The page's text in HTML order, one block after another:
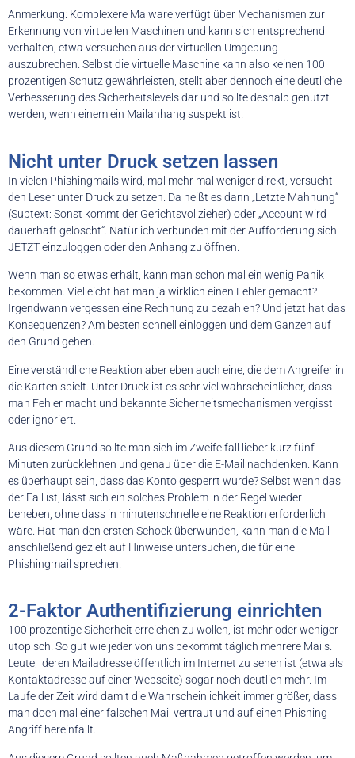
Anmerkung: Komplexere Malware verfügt über Mechanismen zur
Erkennung von virtuellen Maschinen und kann sich entsprechend
verhalten, etwa versuchen aus der virtuellen Umgebung
auszubrechen. Selbst die virtuelle Maschine kann also keinen 100
prozentigen Schutz gewährleisten, stellt aber dennoch eine deutliche
Verbesserung des Sicherheitslevels dar und sollte deshalb genutzt
werden, wenn einem ein Mailanhang suspekt ist.
Nicht unter Druck setzen lassen
In vielen Phishingmails wird, mal mehr mal weniger direkt, versucht
den Leser unter Druck zu setzen. Da heißt es dann „Letzte Mahnung“
(Subtext: Sonst kommt der Gerichtsvollzieher) oder „Account wird
dauerhaft gelöscht“. Natürlich verbunden mit der Aufforderung sich
JETZT einzuloggen oder den Anhang zu öffnen.
Wenn man so etwas erhält, kann man schon mal ein wenig Panik
bekommen. Vielleicht hat man ja wirklich einen Fehler gemacht?
Irgendwann vergessen eine Rechnung zu bezahlen? Und jetzt hat das
Konsequenzen? Am besten schnell einloggen und dem Ganzen auf
den Grund gehen.
Eine verständliche Reaktion aber eben auch eine, die dem Angreifer in
die Karten spielt. Unter Druck ist es sehr viel wahrscheinlicher, dass
man Fehler macht und bekannte Sicherheitsmechanismen vergisst
oder ignoriert.
Aus diesem Grund sollte man sich im Zweifelfall lieber kurz fünf
Minuten zurücklehnen und genau über die E-Mail nachdenken. Kann
es überhaupt sein, dass das Konto gesperrt wurde? Selbst wenn das
der Fall ist, lässt sich ein solches Problem in der Regel wieder
beheben, ohne dass in minutenschnelle eine Reaktion erforderlich
wäre. Hat man den ersten Schock überwunden, kann man die Mail
anschließend gezielt auf Hinweise untersuchen, die für eine
Phishingmail sprechen.
2-Faktor Authentifizierung einrichten
100 prozentige Sicherheit erreichen zu wollen, ist mehr oder weniger
utopisch. So gut wie jeder von uns bekommt täglich mehrere Mails.
Leute, deren Mailadresse öffentlich im Internet zu sehen ist (etwa als
Kontaktadresse auf einer Webseite) sogar noch deutlich mehr. Im
Laufe der Zeit wird damit die Wahrscheinlichkeit immer größer, dass
man doch mal einer falschen Mail vertraut und auf einen Phishing
Angriff hereinfällt.